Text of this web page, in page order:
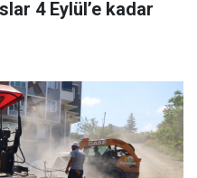
4 Eylül’e kadar